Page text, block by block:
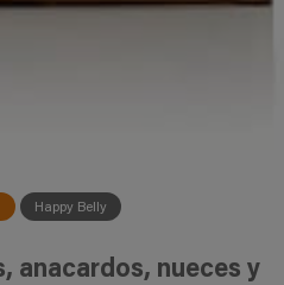
Happy Belly
anacardos, nueces y